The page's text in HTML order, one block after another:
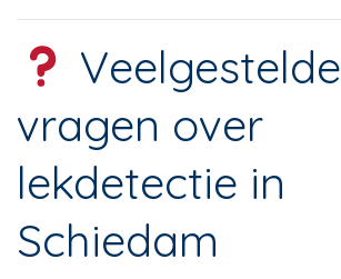
Veelgestelde
vragen over
lekdetectie in
Schiedam